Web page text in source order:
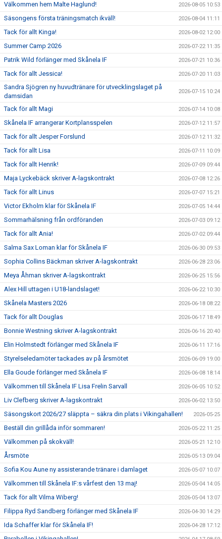
Välkommen hem Malte Haglund! 2026-08-05 10:53
Säsongens första träningsmatch ikväll! 2026-08-04 11:11
Tack för allt Kinga! 2026-08-02 12:00
Summer Camp 2026 2026-07-22 11:35
Patrik Wild förlänger med Skånela IF 2026-07-21 10:36
Tack för allt Jessica! 2026-07-20 11:03
Sandra Sjögren ny huvudtränare för utvecklingslaget på
damsidan
2026-07-15 10:24
Tack för allt Magi 2026-07-14 10:08
Skånela IF arrangerar Kortplansspelen 2026-07-12 11:57
Tack för allt Jesper Forslund 2026-07-12 11:32
Tack för allt Lisa 2026-07-11 10:09
Tack för allt Henrik! 2026-07-09 09:44
Maja Lyckebäck skriver A-lagskontrakt 2026-07-08 12:26
Tack för allt Linus 2026-07-07 15:21
Victor Ekholm klar för Skånela IF 2026-07-05 14:44
Sommarhälsning från ordföranden 2026-07-03 09:12
Tack för allt Ania! 2026-07-02 09:44
Salma Sax Loman klar för Skånela IF 2026-06-30 09:53
Sophia Collins Bäckman skriver A-lagskontrakt 2026-06-28 23:06
Meya Åhman skriver A-lagskontrakt 2026-06-25 15:56
Alex Hill uttagen i U18-landslaget! 2026-06-22 10:30
Skånela Masters 2026 2026-06-18 08:22
Tack för allt Douglas 2026-06-17 18:49
Bonnie Westning skriver A-lagskontrakt 2026-06-16 20:40
Elin Holmstedt förlänger med Skånela IF 2026-06-11 17:16
Styrelseledamöter tackades av på årsmötet 2026-06-09 19:00
Ella Goude förlänger med Skånela IF 2026-06-08 18:14
Välkommen till Skånela IF Lisa Frelin Sarvall 2026-06-05 10:52
Liv Clefberg skriver A-lagskontrakt 2026-06-02 13:50
Säsongskort 2026/27 släppta – säkra din plats i Vikingahallen! 2026-05-25
Beställ din grillåda inför sommaren! 2026-05-22 11:25
Välkommen på skokväll! 2026-05-21 12:10
Årsmöte 2026-05-13 09:04
Sofia Kou Aune ny assisterande tränare i damlaget 2026-05-07 10:07
Välkommen till Skånela IF:s vårfest den 13 maj! 2026-05-04 14:05
Tack för allt Vilma Wiberg! 2026-05-04 13:07
Filippa Ryd Sandberg förlänger med Skånela IF 2026-04-30 14:29
Ida Schaffer klar för Skånela IF! 2026-04-28 17:12